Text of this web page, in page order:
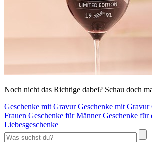
Noch nicht das Richtige dabei? Schau doch
Geschenke mit Gravur Geschenke mit Gravur
Frauen Geschenke für Männer Geschenke für
Liebesgeschenke